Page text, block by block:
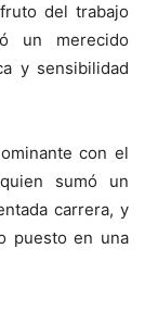
del trabajo
un merecido
y sensibilidad
con el
sumó un
carrera, y
puesto en una